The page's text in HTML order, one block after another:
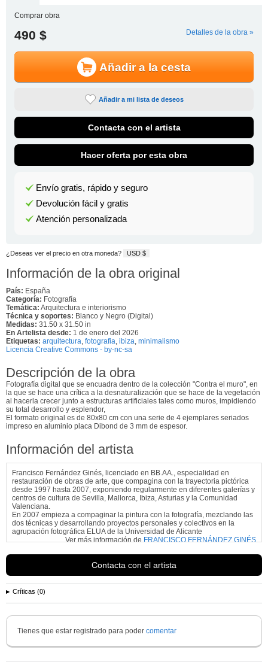
Comprar obra
490 $ Detalles de la obra »
Añadir a la cesta
Añadir a mi lista de deseos
Contacta con el artista
Hacer oferta por esta obra
Envío gratis, rápido y seguro
Devolución fácil y gratis
Atención personalizada
¿Deseas ver el precio en otra moneda? USD $
Información de la obra original
País: España
Categoría: Fotografía
Temática: Arquitectura e interiorismo
Técnica y soportes: Blanco y Negro (Digital)
Medidas: 31.50 x 31.50 in
En Artelista desde: 1 de enero del 2026
Etiquetas: arquitectura, fotografia, ibiza, minimalismo
Licencia Creative Commons - by-nc-sa
Descripción de la obra
Fotografía digital que se encuadra dentro de la colección "Contra el muro", en
la que se hace una crítica a la desnaturalización que se hace de la vegetación
al hacerla crecer junto a estructuras artificiales tales como muros, impidiendo
su total desarrollo y esplendor,
El formato original es de 80x80 cm con una serie de 4 ejemplares seriados
impreso en aluminio placa Dibond de 3 mm de espesor.
Información del artista
Francisco Fernández Ginés, licenciado en BB.AA., especialidad en
restauración de obras de arte, que compagina con la trayectoria pictórica
desde 1997 hasta 2007, exponiendo regularmente en diferentes galerías y
centros de cultura de Sevilla, Mallorca, Ibiza, Asturias y la Comunidad
Valenciana.
En 2007 empieza a compaginar la pintura con la fotografía, mezclando las
dos técnicas y desarrollando proyectos personales y colectivos en la
agrupación fotográfica ELUA de la Universidad de Alicante
Ver más información deFRANCISCO FERNÁNDEZ GINÉS
Contacta con el artista
Críticas (0)
Tienes que estar registrado para poder comentar